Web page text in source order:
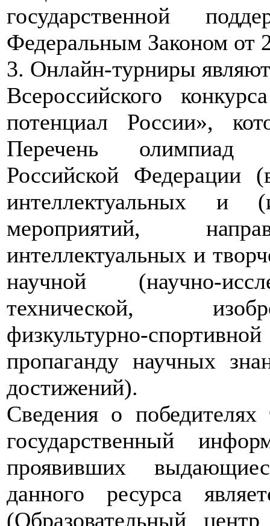
государственной
Федеральным Законом от
3. Онлайн-турниры
Всероссийского
потенциал России»,
Перечень олимпиад
Российской
интеллектуальных и
мероприятий,
интеллектуальных и
научной (научно-
технической,
физкультурно-
пропаганду научных
достижений).
Сведения о
государственный
проявивших
данного ресурса
(Образовательный